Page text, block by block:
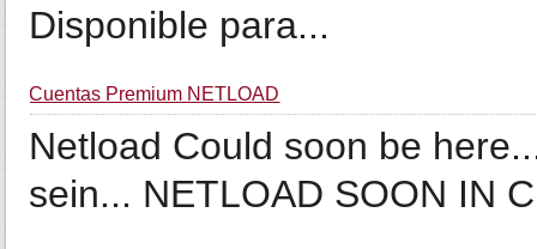
Disponible para...
Cuentas Premium NETLOAD
Netload Could soon be
sein... NETLOAD SOON IN